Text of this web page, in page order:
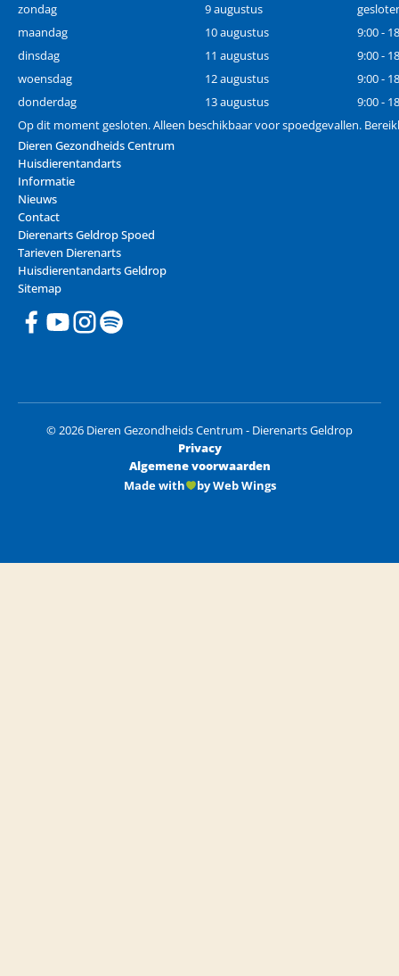
zondag
9 augustus
maandag
10 augustus
9:00 -
dinsdag
11 augustus
9:00 -
woensdag
12 augustus
9:00 -
donderdag
13 augustus
9:00 -
Op dit moment gesloten. Alleen beschikbaar voor spoedgevallen.
Dieren Gezondheids Centrum
Huisdierentandarts
Informatie
Nieuws
Contact
Dierenarts Geldrop Spoed
Tarieven Dierenarts
Huisdierentandarts Geldrop
Sitemap
© 2026 Dieren Gezondheids Centrum - Dierenarts Geldrop
Privacy
Algemene voorwaarden
Made with
by Web Wings